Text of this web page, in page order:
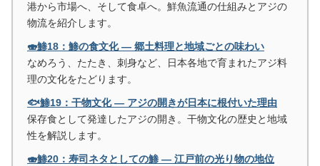
港から市場へ、そして食卓へ。鮮魚流通の仕組みとアジの
物流を紹介します。
🍣鯵18：鯵の食文化 ― 郷土料理と地域ごとの味わい
なめろう、たたき、刺身など、日本各地で育まれたアジ料
理の文化をたどります。
🐟鯵19：干物文化 ― アジの開きが日本に根付いた理由
保存食として発達したアジの開き。干物文化の歴史と地域
性を解説します。
🍣鯵20：寿司ネタとしての鯵 ― 江戸前の光り物の地位